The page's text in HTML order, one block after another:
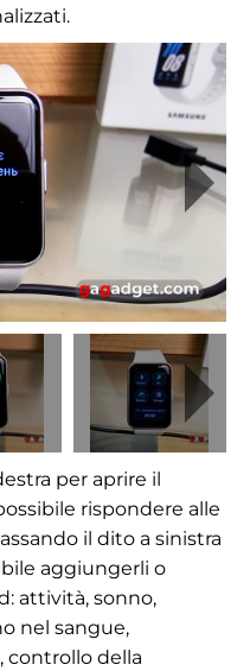
per aprire il
rispondere alle
il dito a sinistra
aggiungerli o
attività, sonno,
nel sangue,
controllo della